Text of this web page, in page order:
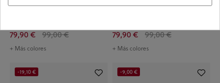
79,90 € 99,00 €
+ Más colores
79,90 € 99,00 €
+ Más colores
-19,10 € -9,00 €